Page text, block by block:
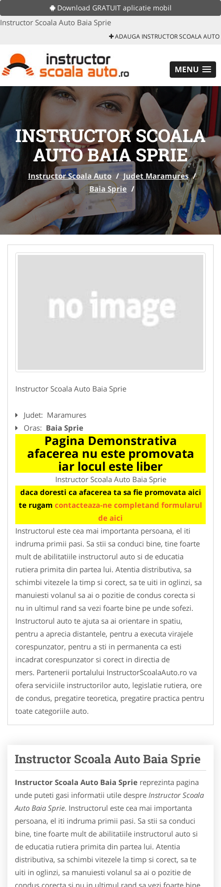
Download GRATUIT aplicatie mobil
Instructor Scoala Auto Baia Sprie
ADAUGA INSTRUCTOR SCOALA AUTO
MENU
INSTRUCTOR SCOALA
AUTO BAIA SPRIE
Instructor Scoala Auto / Judet Maramures /
Baia Sprie /
Instructor Scoala Auto Baia Sprie
Judet: Maramures
Oras: Baia Sprie
Pagina Demonstrativa
afacerea nu este promovata
iar locul este liber
Instructor Scoala Auto Baia Sprie
daca doresti ca afacerea ta sa fie promovata aici
te rugam contacteaza-ne completand formularul
de aici
Instructorul este cea mai importanta persoana, el iti
indruma primii pasi. Sa stii sa conduci bine, tine foarte
mult de abilitatiile instructorul auto si de educatia
rutiera primita din partea lui. Atentia distributiva, sa
schimbi vitezele la timp si corect, sa te uiti in oglinzi, sa
manuiesti volanul sa ai o pozitie de condus corecta si
nu in ultimul rand sa vezi foarte bine pe unde sofezi.
Instructorul auto te ajuta sa ai orientare in spatiu,
pentru a aprecia distantele, pentru a executa virajele
corespunzator, pentru a sti in permanenta ca esti
incadrat corespunzator si corect in directia de
mers. Partenerii portalului InstructorScoalaAuto.ro va
ofera serviciile instructorilor auto, legislatie rutiera, ore
de condus, pregatire teoretica, pregatire practica pentru
toate categoriile auto.
Instructor Scoala Auto Baia Sprie
Instructor Scoala Auto Baia Sprie reprezinta pagina
unde puteti gasi informatii utile despre Instructor Scoala
Auto Baia Sprie. Instructorul este cea mai importanta
persoana, el iti indruma primii pasi. Sa stii sa conduci
bine, tine foarte mult de abilitatiile instructorul auto si
de educatia rutiera primita din partea lui. Atentia
distributiva, sa schimbi vitezele la timp si corect, sa te
uiti in oglinzi, sa manuiesti volanul sa ai o pozitie de
condus corecta si nu in ultimul rand sa vezi foarte bine